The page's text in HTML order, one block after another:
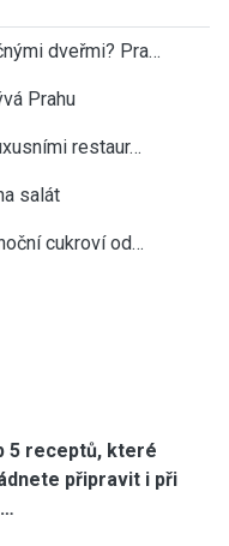
dveřmi? Pra…
Prahu
restaur…
salát
cukroví od…
5 receptů, které
připravit i při